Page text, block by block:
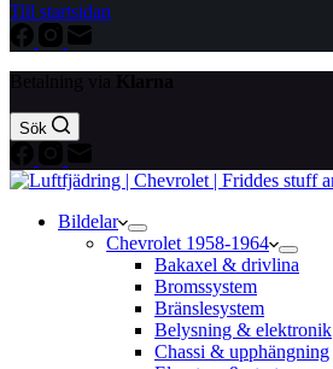
Till startsidan
Sök
Bildelar
Chevrolet 1958-1964
Bakaxel & drivlina
Bromssystem
Bränslesystem
Belysning & elektronik
Chassi & upphängning